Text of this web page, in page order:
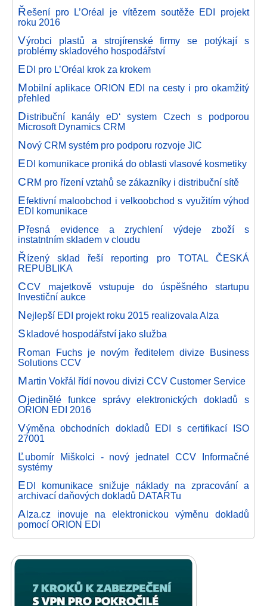
Řešení pro L’Oréal je vítězem soutěže EDI projekt
roku 2016
Výrobci plastů a strojírenské firmy se potýkají s
problémy skladového hospodářství
EDI pro L’Oréal krok za krokem
Mobilní aplikace ORION EDI na cesty i pro okamžitý
přehled
Distribuční kanály eD‘ system Czech s podporou
Microsoft Dynamics CRM
Nový CRM systém pro podporu rozvoje JIC
EDI komunikace proniká do oblasti vlasové kosmetiky
CRM pro řízení vztahů se zákazníky i distribuční sítě
Efektivní maloobchod i velkoobchod s využitím výhod
EDI komunikace
Přesná evidence a zrychlení výdeje zboží s
instatntním skladem v cloudu
Řízený sklad řeší reporting pro TOTAL ČESKÁ
REPUBLIKA
CCV majetkově vstupuje do úspěšného startupu
Investiční aukce
Nejlepší EDI projekt roku 2015 realizovala Alza
Skladové hospodářství jako služba
Roman Fuchs je novým ředitelem divize Business
Solutions CCV
Martin Vokřál řídí novou divizi CCV Customer Service
Ojedinělé funkce správy elektronických dokladů s
ORION EDI 2016
Výměna obchodních dokladů EDI s certifikací ISO
27001
Ľubomír Miškolci - nový jednatel CCV Informačné
systémy
EDI komunikace snižuje náklady na zpracování a
archivací daňových dokladů DATARTu
Alza.cz inovuje na elektronickou výměnu dokladů
pomocí ORION EDI